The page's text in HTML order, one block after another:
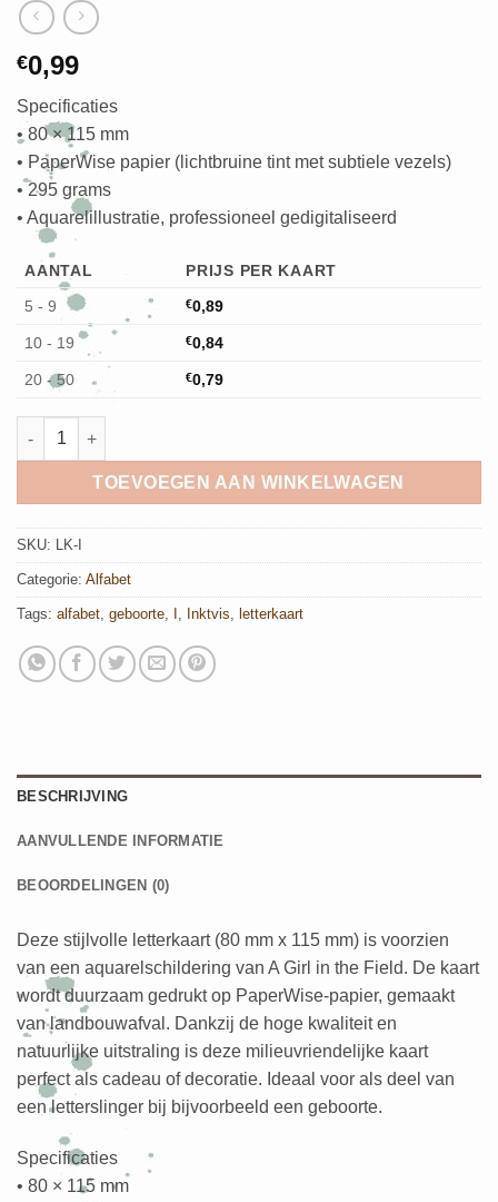
€0,99
Specificaties
• 80 × 115 mm
• PaperWise papier (lichtbruine tint met subtiele vezels)
• 295 grams
• Aquarelillustratie, professioneel gedigitaliseerd
AANTAL
PRIJS PER KAART
5 - 9
€0,89
10 - 19 €0,84
20 - 50 €0,79
I van Inktvis- Letterkaart aantal
TOEVOEGEN AAN WINKELWAGEN
SKU: LK-I
Categorie: Alfabet
Tags: alfabet, geboorte, , Inktvis, letterkaart
BESCHRIJVING
AANVULLENDE INFORMATIE
BEOORDELINGEN (0)
Deze stijlvolle letterkaart (80 mm x 115 mm) is voorzien
van een aquarelschildering van A Girl in the Field. De kaart
wordt duurzaam gedrukt op PaperWise-papier, gemaakt
van landbouwafval. Dankzij de hoge kwaliteit en
natuurlijke uitstraling is deze milieuvriendelijke kaart
perfect als cadeau of decoratie. Ideaal voor als deel van
een letterslinger bij bijvoorbeeld een geboorte.
Specificaties
• 80 × 115 mm